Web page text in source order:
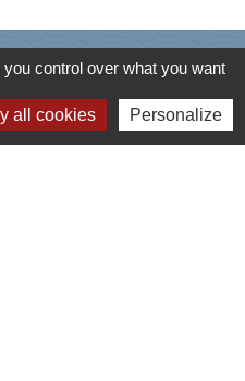
/ contacts
Cusy
du chef lieu
control over what you want
all cookies Personalize